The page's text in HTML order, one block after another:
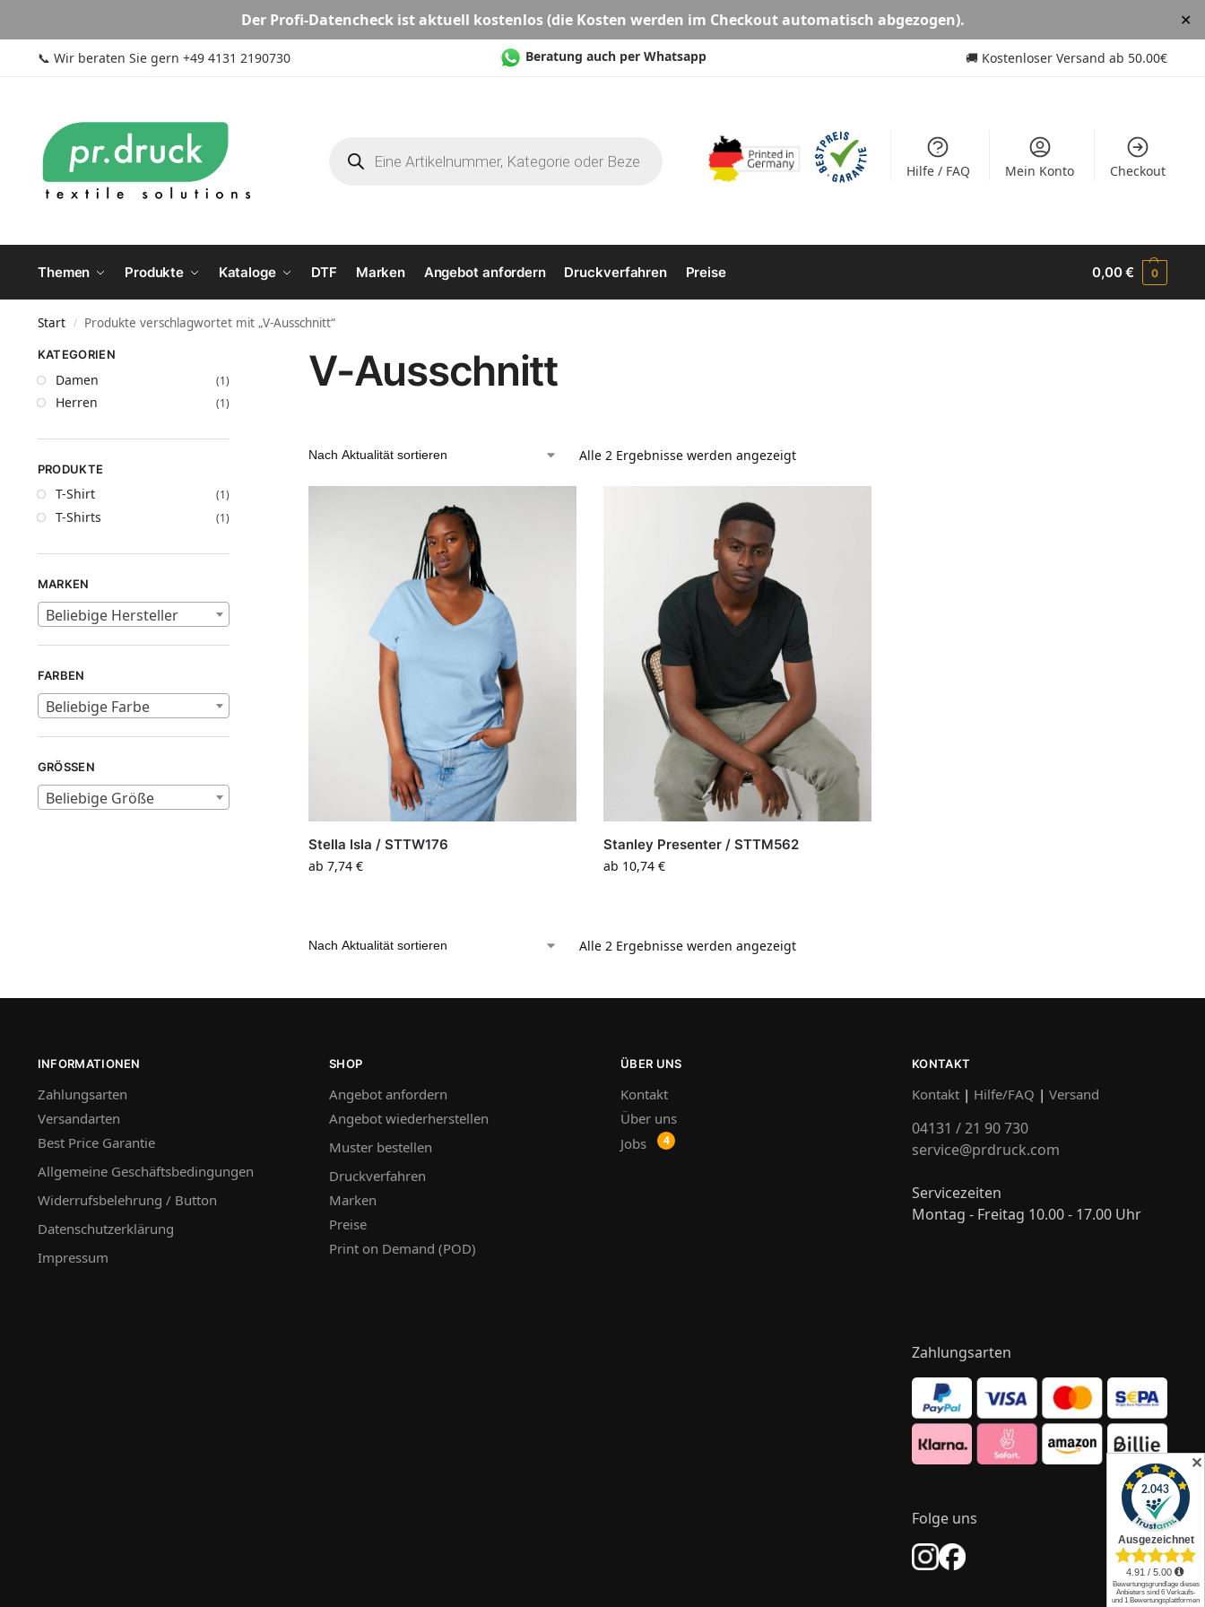
Der Profi-Datencheckist aktuell kostenlos(die Kosten werden im Checkout automatisch abgezogen). ✕
📞 Wir beraten Sie gern +49 4131 2190730 Beratung auch per Whatsapp 🚚 Kostenloser Versand ab 50.00€
Hilfe / FAQ Mein Konto Checkout
Themen Produkte Kataloge DTF Marken Angebot anfordern Druckverfahren Preise 0,00€ 0
Start / Produkte verschlagwortet mit „V-Ausschnitt“
V-Ausschnitt
Alle 2 Ergebnisse werden angezeigt
Stella Isla / STTW176
ab7,74€
Stanley Presenter / STTM562
ab 10,74€
Alle 2 Ergebnisse werden angezeigt
KATEGORIEN
Damen (1)
Herren (1)
PRODUKTE
T-Shirt (1)
T-Shirts (1)
MARKEN
Beliebige Hersteller
FARBEN
Beliebige Farbe
GRÖSSEN
Beliebige Größe
INFORMATIONEN
Zahlungsarten
Versandarten
Best Price Garantie
Allgemeine Geschäftsbedingungen
Widerrufsbelehrung / Button
Datenschutzerklärung
Impressum
SHOP
Angebot anfordern
Angebot wiederherstellen
Muster bestellen
Druckverfahren
Marken
Preise
Print on Demand (POD)
ÜBER UNS
Kontakt
Über uns
Jobs
KONTAKT
Kontakt | Hilfe/FAQ |Versand
04131 / 21 90 730
service@prdruck.com
Servicezeiten
Montag - Freitag 10.00 - 17.00 Uhr
Zahlungsarten
Folge uns
✕